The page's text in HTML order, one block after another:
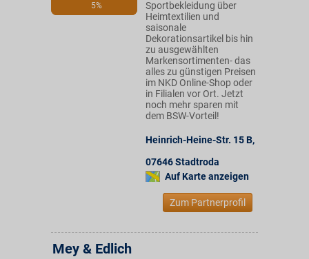
5%
Sportbekleidung über
Heimtextilien und
saisonale
Dekorationsartikel bis hin
zu ausgewählten
Markensortimenten- das
alles zu günstigen Preisen
im NKD Online-Shop oder
in Filialen vor Ort. Jetzt
noch mehr sparen mit
dem BSW-Vorteil!
Heinrich-Heine-Str. 15 B,
07646Stadtroda
Auf Karte anzeigen
Zum Partnerprofil
Mey & Edlich